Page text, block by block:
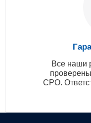
Все наши
СРО.